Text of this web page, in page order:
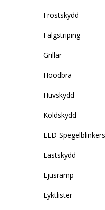
Frostskydd
Fälgstriping
Grillar
Hoodbra
Huvskydd
Köldskydd
LED-Spegelblinkers
Lastskydd
Ljusramp
Lyktlister